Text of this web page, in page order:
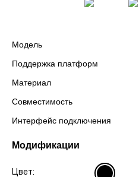
Модель
Поддержка платформ
Материал
Совместимость
Интерфейс подключения
Модификации
Цвет: